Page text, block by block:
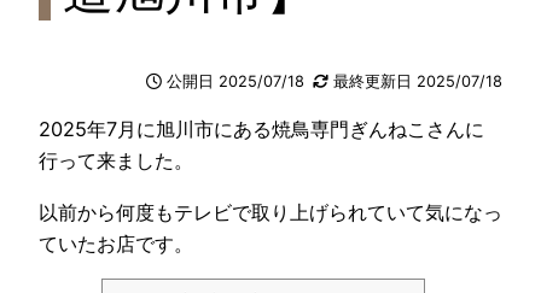
公開日 2025/07/18 最終更新日 2025/07/18
2025年7月に旭川市にある焼鳥専門ぎんねこさんに
行って来ました。
以前から何度もテレビで取り上げられていて気になっ
ていたお店です。